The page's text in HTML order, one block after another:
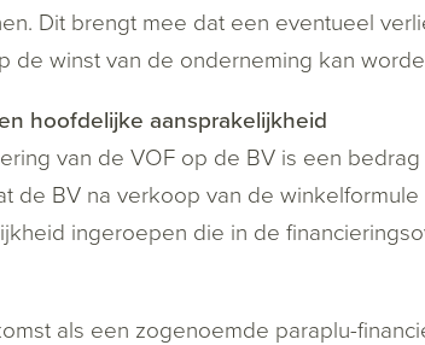
Dit brengt mee dat een eventueel
de winst van de onderneming kan
hoofdelijke aansprakelijkheid
van de VOF op de BV is een
de BV na verkoop van de winkelformule
ingeroepen die in de
als een zogenoemde paraplu-